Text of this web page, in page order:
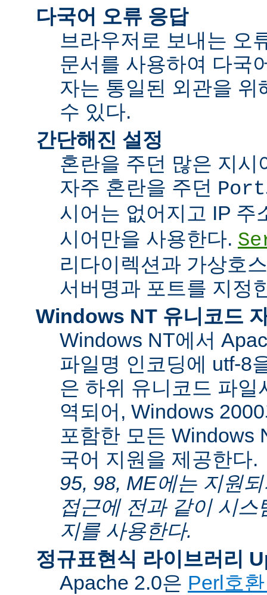
다국어 오류 응답
브라우저로 보내는 오
문서를 사용하여 다국
자는 통일된 외관을 위
수 있다.
간단해진 설정
혼란을 주던 많은 지시
자주 혼란을 주던 Port
시어는 없어지고 IP 주
시어만을 사용한다.
리다이렉션과 가상호
서버명과 포트를 지정
Windows NT 유니코드
Windows NT에서
파일명 인코딩에 utf-8
은 하위 유니코드 파일
역되어, Windows
포함한 모든 Windows
국어 지원을 제공한다.
95, 98, ME에는 지원
접근에 전과 같이 시
지를 사용한다.
정규표현식 라이브러리
Apache 2.0은 Perl호